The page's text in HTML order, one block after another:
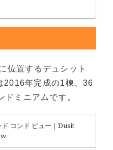
位置するデュシット
2016年完成の1棟、36
ドミニアムです。
コンド ビュー｜Dusit